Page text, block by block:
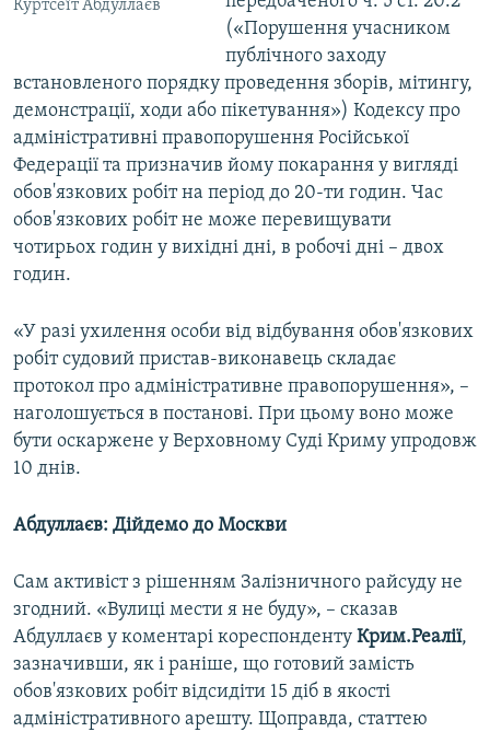
Куртсеїт Абдуллаєв
(«Порушення учасником
публічного заходу
встановленого порядку проведення зборів, мітингу,
демонстрації, ходи або пікетування») Кодексу про
адміністративні правопорушення Російської
Федерації та призначив йому покарання у вигляді
обов'язкових робіт на період до 20-ти годин. Час
обов'язкових робіт не може перевищувати
чотирьох годин у вихідні дні, в робочі дні – двох
годин.
«У разі ухилення особи від відбування обов'язкових
робіт судовий пристав-виконавець складає
протокол про адміністративне правопорушення», –
наголошується в постанові. При цьому воно може
бути оскаржене у Верховному Суді Криму упродовж
10 днів.
Абдуллаєв: Дійдемо до Москви
Сам активіст з рішенням Залізничного райсуду не
згодний. «Вулиці мести я не буду», – сказав
Абдуллаєв у коментарі кореспонденту Крим.Реалії,
зазначивши, як і раніше, що готовий замість
обов'язкових робіт відсидіти 15 діб в якості
адміністративного арешту. Щоправда, статтею